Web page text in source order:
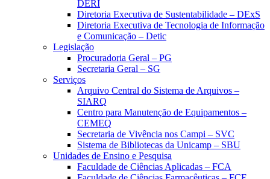
DERI
Diretoria Executiva de Sustentabilidade – DExS
Diretoria Executiva de Tecnologia de Informação
e Comunicação – Detic
Legislação
Procuradoria Geral – PG
Secretaria Geral – SG
Serviços
Arquivo Central do Sistema de Arquivos –
SIARQ
Centro para Manutenção de Equipamentos –
CEMEQ
Secretaria de Vivência nos Campi – SVC
Sistema de Bibliotecas da Unicamp – SBU
Unidades de Ensino e Pesquisa
Faculdade de Ciências Aplicadas – FCA